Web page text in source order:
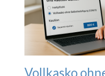
Vollkasko